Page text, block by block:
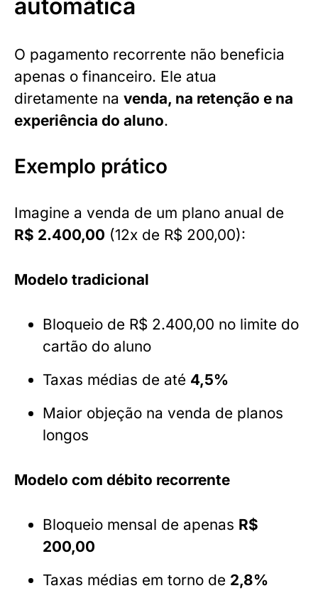
automática
O pagamento recorrente não beneficia
apenas o financeiro. Ele atua
diretamente na venda, na retenção e na
experiência do aluno.
Exemplo prático
Imagine a venda de um plano anual de
R$ 2.400,00 (12x de R$ 200,00):
Modelo tradicional
Bloqueio de R$ 2.400,00 no limite do
cartão do aluno
Taxas médias de até 4,5%
Maior objeção na venda de planos
longos
Modelo com débito recorrente
Bloqueio mensal de apenas R$
200,00
Taxas médias em torno de 2,8%